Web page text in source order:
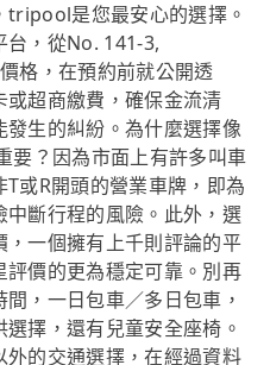
tripool是您最安心的選擇。
台，從No. 141-3,
格，在預約前就公開透
超商繳費，確保金流清
生的糾紛。為什麼選擇像
？因為市面上有許多叫車
或R開頭的營業車牌，即為
斷行程的風險。此外，選
一個擁有上千則評論的平
價的更為穩定可靠。別再
，一日包車／多日包車，
擇，還有兒童安全座椅。
的交通選擇，在經過資料